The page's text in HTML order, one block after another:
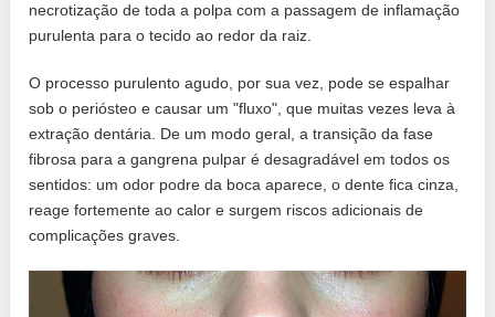
necrotização de toda a polpa com a passagem de inflamação
purulenta para o tecido ao redor da raiz.
O processo purulento agudo, por sua vez, pode se espalhar
sob o periósteo e causar um "fluxo", que muitas vezes leva à
extração dentária. De um modo geral, a transição da fase
fibrosa para a gangrena pulpar é desagradável em todos os
sentidos: um odor podre da boca aparece, o dente fica cinza,
reage fortemente ao calor e surgem riscos adicionais de
complicações graves.